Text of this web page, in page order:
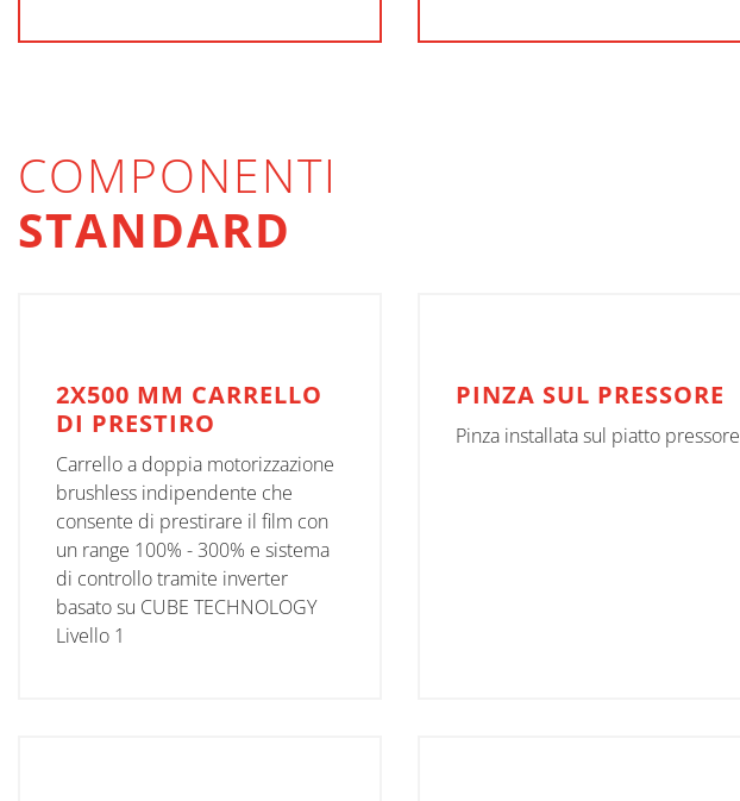
COMPONENTI
STANDARD
2X500 MM CARRELLO
DI PRESTIRO
Carrello a doppia motorizzazione
brushless indipendente che
consente di prestirare il film con
un range 100% - 300% e sistema
di controllo tramite inverter
basato su CUBE TECHNOLOGY
Livello 1
PINZA SUL PRESSORE
Pinza installata sul piatto pressore